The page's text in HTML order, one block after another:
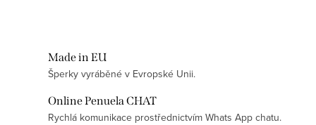
Made in EU
Šperky vyráběné v Evropské Unii.
Online Penuela CHAT
Rychlá komunikace prostřednictvím Whats App chatu.